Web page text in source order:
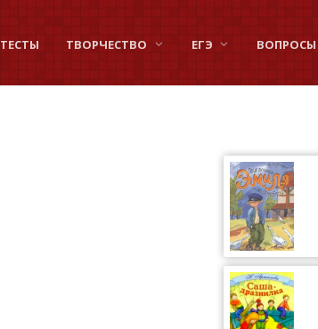
ТЕСТЫ ТВОРЧЕСТВО ЕГЭ ВОПРОСЫ